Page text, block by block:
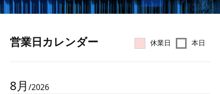
営業⽇カレンダー 休業日 本日
8月 /2026